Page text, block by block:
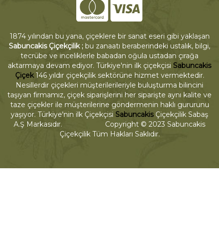
1874 yılından bu yana, çiçeklere bir sanat eseri gibi yaklaşan
Sabuncakis Çiçekçilik ; bu zanaatı beraberindeki ustalık, bilgi,
tecrübe ve inceliklerle babadan oğula ustadan çırağa
aktarmaya devam ediyor. Türkiye'nin ilk çiçekçisi Sabuncakis
Çiçek146 yıldır çiçekçilik sektörüne hizmet vermektedir.
Nesillerdir çiçekleri müşterilerileriyle buluşturma bilincini
taşıyan firmamız, çiçek siparişlerini her siparişte aynı kalite ve
taze çiçekler ile müşterilerine göndermenin haklı gururunu
yaşıyor. Türkiye'nin ilk Çiçekçisi SabuncakisÇiçekçilik Sabaş
A.Ş Markasıdır. Copyright © 2023 Sabuncakis
Çiçekçilik Tüm Hakları Saklıdır.